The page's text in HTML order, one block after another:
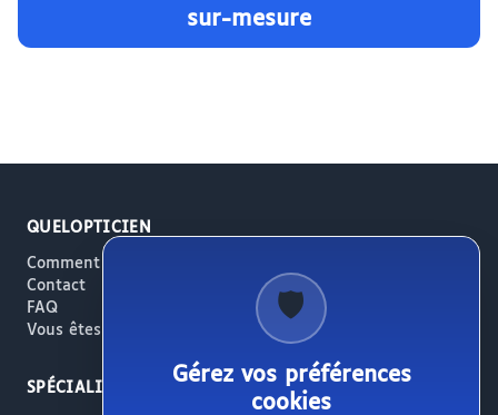
sur-mesure
QUELOPTICIEN
Comment ça marche
Contact
FAQ
Vous êtes opticien ?
SPÉCIALITÉS
🛡️
Gérez vos préférences
cookies